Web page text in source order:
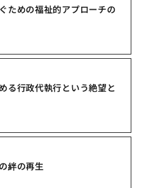
ための福祉的アプローチの
る行政代執行という絶望と
絆の再生